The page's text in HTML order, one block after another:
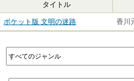
タイトル
ポケット版 文明の迷路 香川